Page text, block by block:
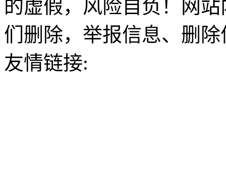
的虚假，风险自负！网
们删除，举报信息、删
友情链接: